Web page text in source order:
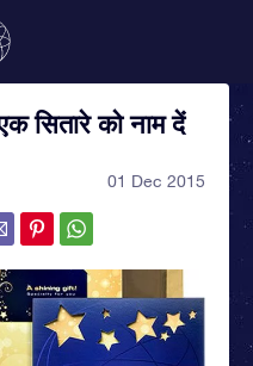
सितारे को नाम दें
01 Dec 2015